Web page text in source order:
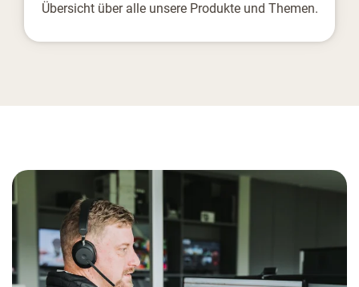
Übersicht über alle unsere Produkte und Themen.